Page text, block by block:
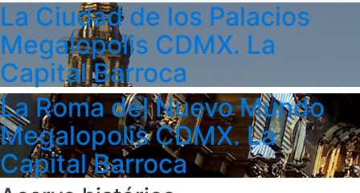
La Ciudad de los Palacios
Megalopolis CDMX. La
Capital Barroca
La Roma del Nuevo Mundo
Megalopolis CDMX. La
Capital Barroca